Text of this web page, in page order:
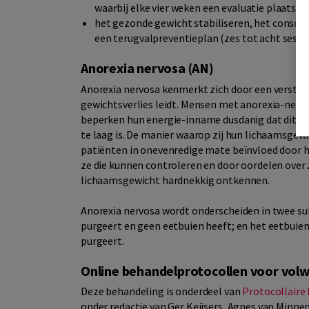
waarbij elke vier weken een evaluatie
het gezonde gewicht stabiliseren, het
een terugvalpreventieplan (zes tot acht
Anorexia nervosa (AN)
Anorexia nervosa kenmerkt zich door een
gewichtsverlies leidt. Mensen met anorexia-
beperken hun energie-inname dusdanig dat dit
te laag is. De manier waarop zij hun
patiënten in onevenredige mate beïnvloed door
ze die kunnen controleren en door oordelen
lichaamsgewicht hardnekkig ontkennen.
Anorexia nervosa wordt onderscheiden in twee
purgeert en geen eetbuien heeft; en het
purgeert.
Online behandelprotocollen voor
Deze behandeling is onderdeel van Protocollaire